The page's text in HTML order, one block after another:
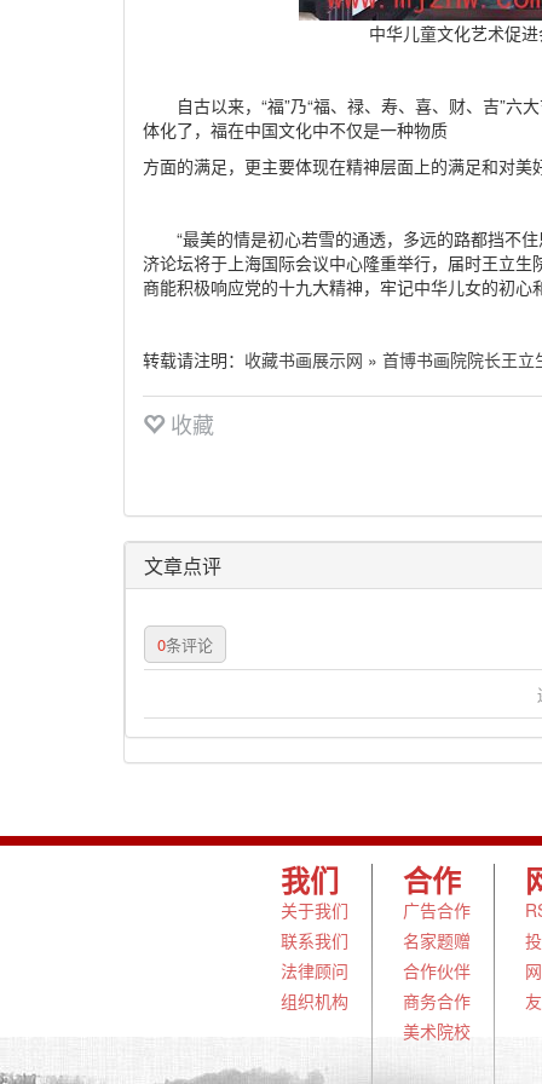
中华儿童文化艺术促
自古以来，“福”乃“福、禄、寿、喜、财、吉”六
体化了，福在中国文化中不仅是一种物质
方面的满足，更主要体现在精神层面上的满足和对
“最美的情是初心若雪的通透，多远的路都挡不
济论坛将于上海国际会议中心隆重举行，届时王立
商能积极响应党的十九大精神，牢记中华儿女的初
转载请注明： 收藏书画展示网 » 首博书画院院长王
收藏
文章点评
0条评论
我们
关于我们
联系我们
法律顾问
组织机构
合作
广告合作
名家题赠
合作伙伴
商务合作
美术院校